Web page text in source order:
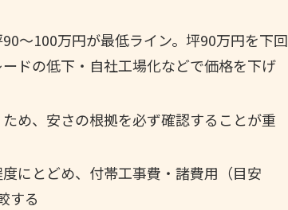
〜100万円が最低ライン。坪90万円を下回
ドの低下・自社工場化などで価格を下げ
め、安さの根拠を必ず確認することが重
にとどめ、付帯工事費・諸費用（目安
する